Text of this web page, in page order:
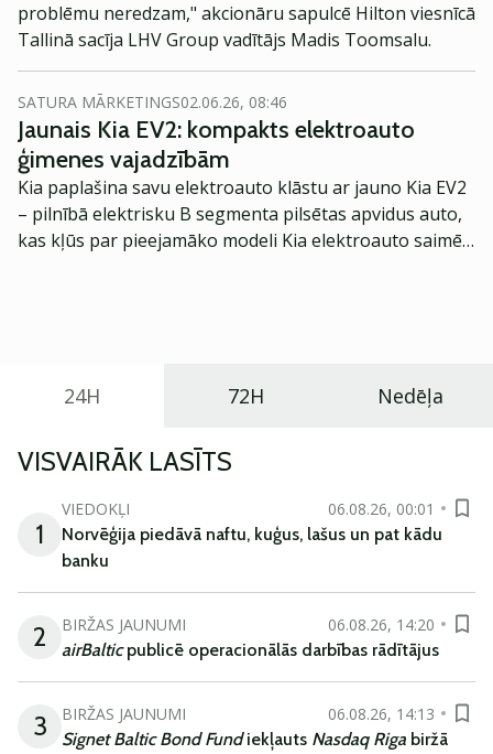
problēmu neredzam," akcionāru sapulcē Hilton viesnīcā
Tallinā sacīja LHV Group vadītājs Madis Toomsalu.
SATURA MĀRKETINGS02.06.26, 08:46
Jaunais Kia EV2: kompakts elektroauto
ģimenes vajadzībām
Kia paplašina savu elektroauto klāstu ar jauno Kia EV2
– pilnībā elektrisku B segmenta pilsētas apvidus auto,
kas kļūs par pieejamāko modeli Kia elektroauto saimē
24H 72H Nedēļa
VISVAIRĀK LASĪTS
1
VIEDOKĻI
06.08.26, 00:01
Norvēģija piedāvā naftu, kuģus, lašus un pat kādu
banku
2 BIRŽAS JAUNUMI
06.08.26, 14:20
airBalticpublicē operacionālās darbības rādītājus
3 BIRŽAS JAUNUMI
06.08.26, 14:13
Signet Baltic Bond Fundiekļauts Nasdaq Riga biržā